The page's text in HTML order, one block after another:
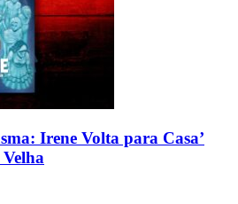
Irene Volta para Casa’